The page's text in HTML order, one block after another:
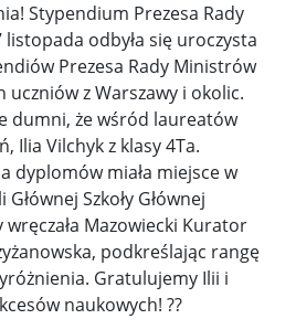
Stypendium Prezesa Rady
odbyła się uroczysta
Prezesa Rady Ministrów
uczniów z Warszawy i okolic.
dumni, że wśród laureatów
Ilia Vilchyk z klasy 4Ta.
dyplomów miała miejsce w
Szkoły Głównej
Mazowiecki Kurator
podkreślając rangę
Gratulujemy Ilii i
naukowych! ??